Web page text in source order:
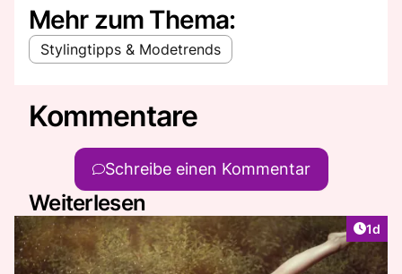
Mehr zum Thema:
Stylingtipps & Modetrends
Kommentare
Schreibe einen Kommentar
Weiterlesen
1d